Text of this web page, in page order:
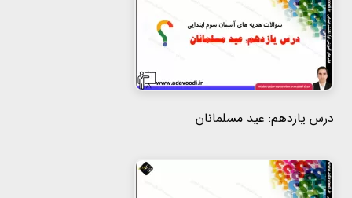
درس یازدهم: عید مسلمانان